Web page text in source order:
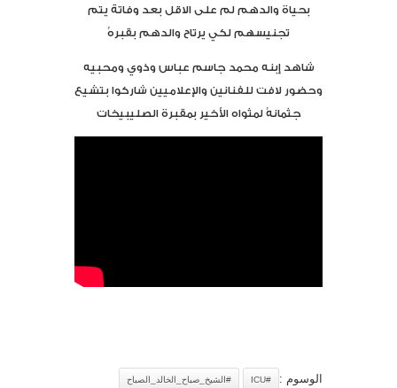
بحياة والدهم لم على الاقل بعد وفاتة يتم
تجنيسهم لكي يرتاح والدهم بقبرهُ
شاهد إبنه محمد جاسم عباس وذوي ومحبيه
وحضور لافت للفنانين والإعلاميين شاركوا بتشيع
جثمانهُ لمثواه الأخير بمقبرة الصليبيخات
الوسوم : #ICU #الشيخ_صباح_الخالد_الصباح